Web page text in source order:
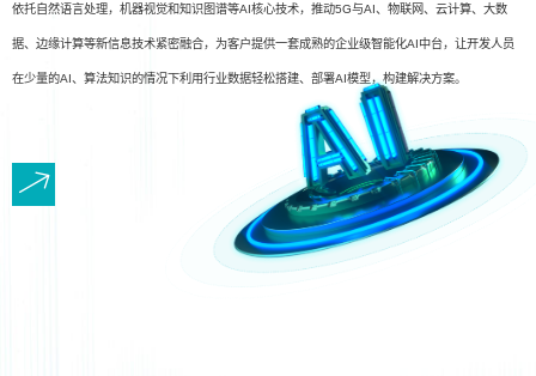
依托自然语言处理，机器视觉和知识图谱等AI核心技术，推动5G与AI、物联网、云计算、大数
据、边缘计算等新信息技术紧密融合，为客户提供一套成熟的企业级智能化AI中台，让开发人员
在少量的AI、算法知识的情况下利用行业数据轻松搭建、部署AI模型，构建解决方案。